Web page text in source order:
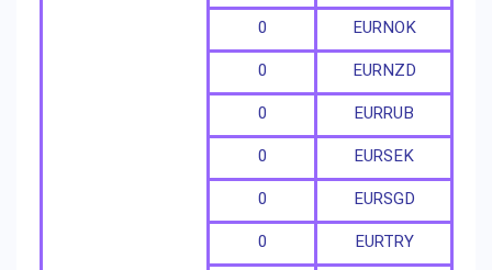
EURNOK
0
EURNZD
0
EURRUB
0
EURSEK
0
EURSGD
0
EURTRY
0